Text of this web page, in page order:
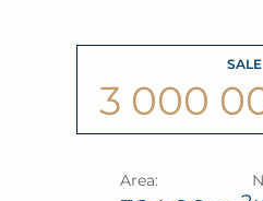
House
324.00m2